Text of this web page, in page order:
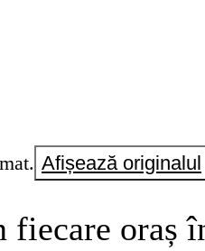
Afișează originalul
fiecare oraș